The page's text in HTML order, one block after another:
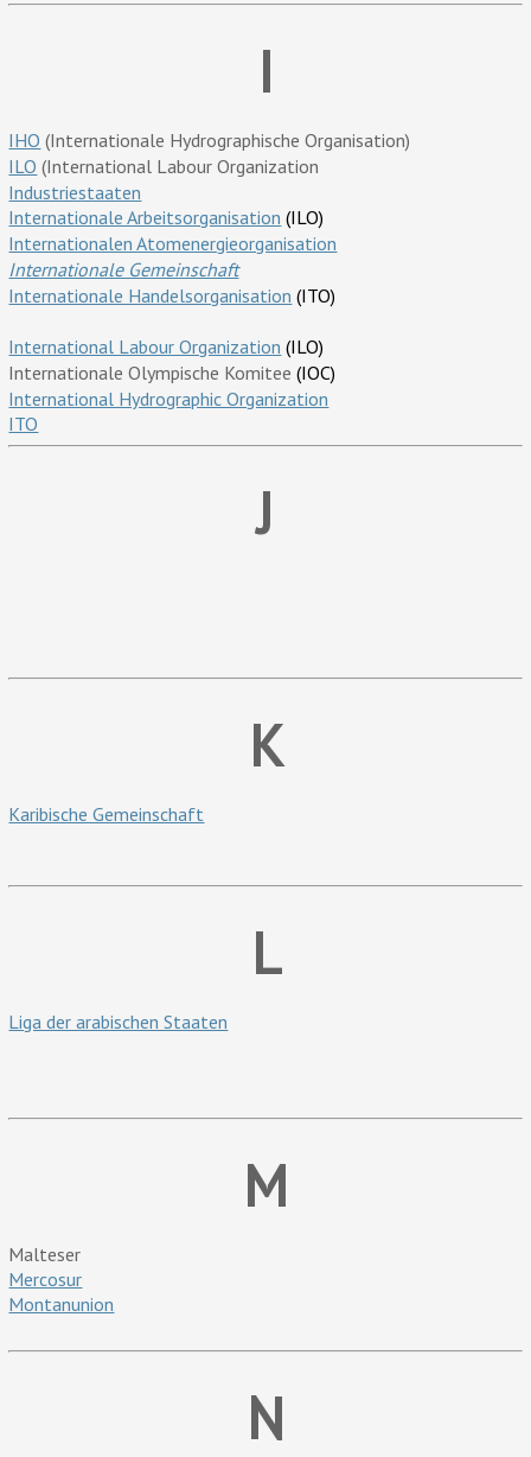
I
IHO (Internationale Hydrographische Organisation)
ILO (International Labour Organization
Industriestaaten
Internationale Arbeitsorganisation (ILO)
Internationalen Atomenergieorganisation
Internationale Gemeinschaft
Internationale Handelsorganisation (ITO)
International Labour Organization (ILO)
Internationale Olympische Komitee(IOC)
International Hydrographic Organization
ITO
J
K
Karibische Gemeinschaft
L
Liga der arabischen Staaten
M
Malteser
Mercosur
Montanunion
N